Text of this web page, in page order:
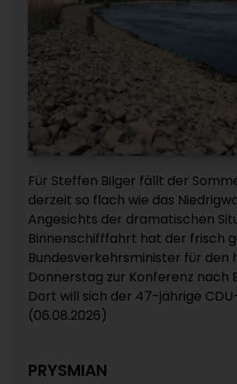
Für Steffen Bilger fällt der
derzeit so flach wie das
Angesichts der dramatischen
Binnenschifffahrt hat der frisch
Bundesverkehrsminister für den
Donnerstag zur Konferenz nach
Dort will sich der 47-jährige
(06.08.2026)
PRYSMIAN